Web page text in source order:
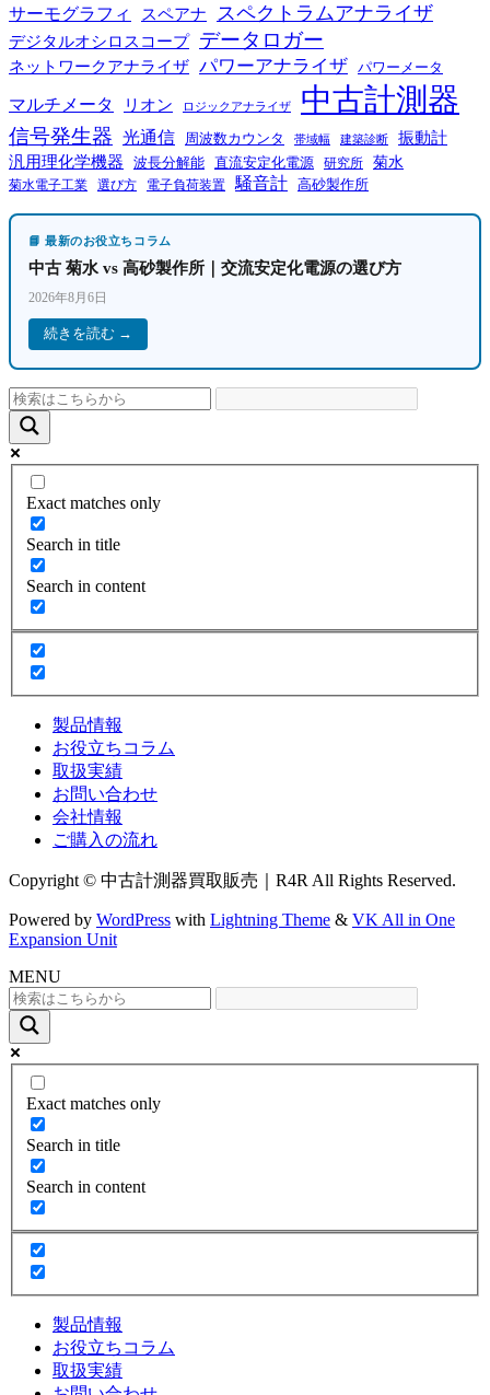
サーモグラフィ スペアナ スペクトラムアナライザ
デジタルオシロスコープ データロガー
ネットワークアナライザ パワーアナライザ パワーメータ
マルチメータ リオン ロジックアナライザ 中古計測器
信号発生器 光通信 周波数カウンタ 帯域幅 建築診断
振動計
汎用理化学機器
波長分解能 直流安定化電源 研究所 菊水
菊水電子工業 選び方 電子負荷装置 騒音計 高砂製作所
📘 最新のお役立ちコラム
中古 菊水 vs 高砂製作所｜交流安定化電源の選び方
2026年8月6日
続きを読む →
Exact matches only
Search in title
Search in content
製品情報
お役立ちコラム
取扱実績
お問い合わせ
会社情報
ご購入の流れ
Copyright © 中古計測器買取販売｜R4R All Rights Reserved.
Powered by WordPress with Lightning Theme & VK All in One
Expansion Unit
MENU
Exact matches only
Search in title
Search in content
製品情報
お役立ちコラム
取扱実績